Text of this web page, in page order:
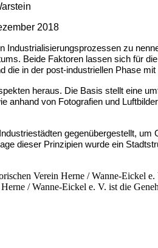
2018
zu
Beide Faktoren lassen sich für
in der post-industriellen Phase
heraus. Die Basis stellt eine
von Fotografien und
gegenübergestellt,
dieser Prinzipien wurde ein
Verein Herne / Wanne-Eickel
/ Wanne-Eickel e. V. ist die